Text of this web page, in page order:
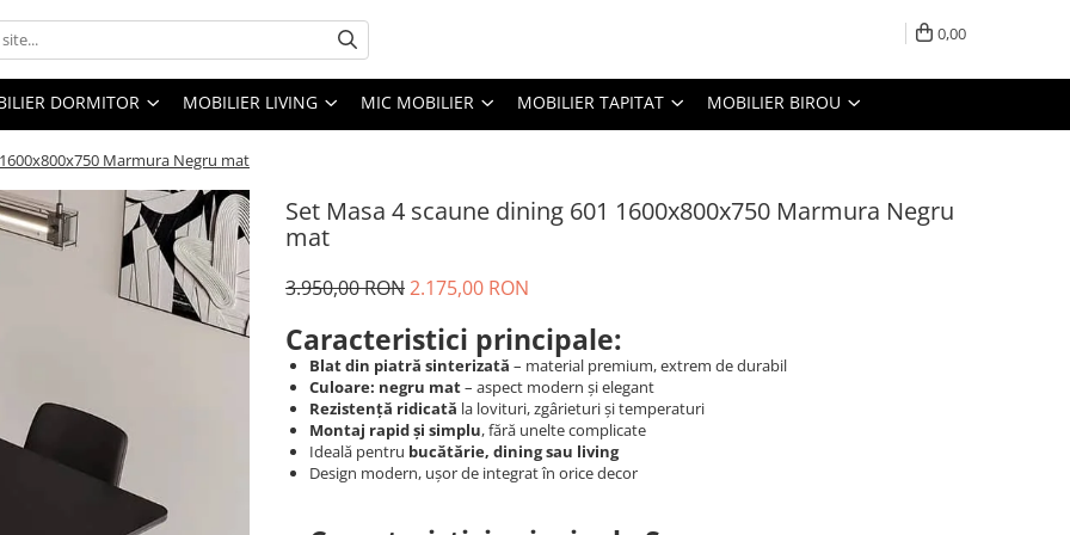
0,00
DORMITOR MOBILIER LIVING MIC MOBILIER MOBILIER TAPITAT MOBILIER BIROU
Marmura Negru mat
Set Masa 4 scaune dining 601 1600x800x750 Marmura Negru
mat
3.950,00 RON2.175,00 RON
Caracteristici principale:
Blat din piatră sinterizată – material premium, extrem de durabil
Culoare: negru mat– aspect modern și elegant
Rezistență ridicată la lovituri, zgârieturi și temperaturi
Montaj rapid și simplu, fără unelte complicate
Ideală pentru bucătărie, dining sau living
Design modern, ușor de integrat în orice decor